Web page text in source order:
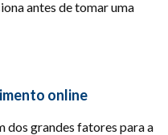
antes de tomar uma
online
dos grandes fatores para a